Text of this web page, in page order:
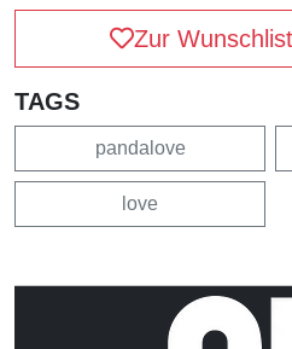
Zur
TAGS
pandalove
love